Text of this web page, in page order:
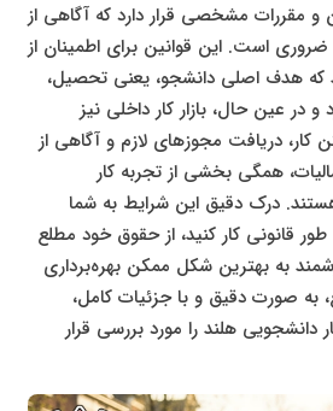
و مقررات مشخصی قرار دارد که آگاهی از
است. این قوانین برای اطمینان از
هدف اصلی دانشجو، یعنی تحصیل،
و در عین حال، بازار کار داخلی نیز
کار، دریافت مجوزهای لازم و آگاهی از
همگی بخشی از تجربه کار
درک دقیق این شرایط به شما
قانونی کار کنید، از حقوق خود مطلع
به بهترین شکل ممکن بهره‌برداری
به صورت دقیق و با جزئیات کامل،
دانشجویی هلند را مورد بررسی قرار